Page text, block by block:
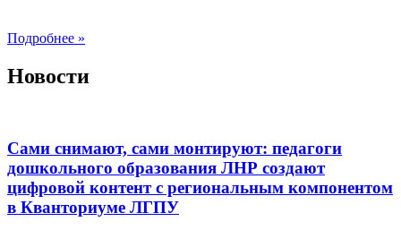
Подробнее »
Новости
Сами снимают, сами монтируют: педагоги
дошкольного образования ЛНР создают
цифровой контент с региональным компонентом
в Кванториуме ЛГПУ​